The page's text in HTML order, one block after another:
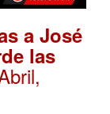
a José
las